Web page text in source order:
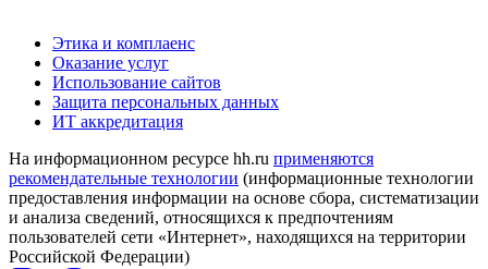
Этика и комплаенс
Оказание услуг
Использование сайтов
Защита персональных данных
ИТ аккредитация
На информационном ресурсе hh.ru применяются
рекомендательные технологии (информационные технологии
предоставления информации на основе сбора, систематизации
и анализа сведений, относящихся к предпочтениям
пользователей сети «Интернет», находящихся на территории
Российской Федерации)